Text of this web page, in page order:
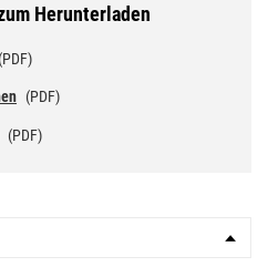
Herunterladen
(PDF)
(PDF)
(PDF)